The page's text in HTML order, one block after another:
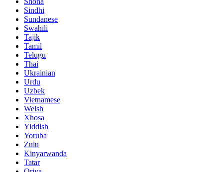
Sindhi
Sundanese
Swahili
Tajik
Tamil
Telugu
Thai
Ukrainian
Urdu
Uzbek
Vietnamese
Welsh
Xhosa
Yiddish
Yoruba
Zulu
Kinyarwanda
Tatar